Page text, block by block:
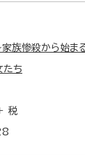
族惨殺から始ま
たち
税